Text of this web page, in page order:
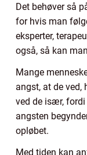
Det behøver så
for hvis man
eksperter,
også, så kan
Mange
angst, at de ved,
ved de især,
angsten
opløbet.
Med tiden kan